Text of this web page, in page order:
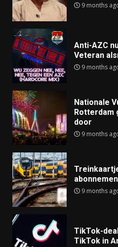
9 months
Anti-AZC
Veteran
9 months
Nationale
Rotterdam
door
9 months
9 months
TikTok-
TikTok in